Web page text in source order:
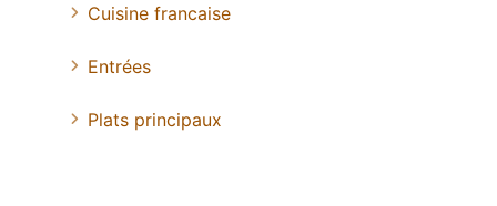
Cuisine francaise
Entrées
Plats principaux